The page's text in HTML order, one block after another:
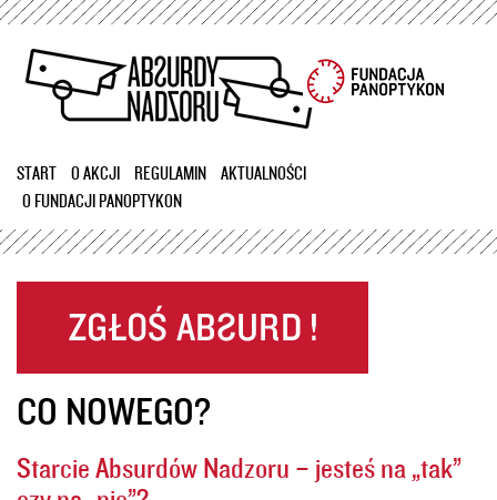
Przejdź
treści
START O AKCJI REGULAMIN
AKTUALNOŚCI
O FUNDACJI PANOPTYKON
CO NOWEGO?
Starcie Absurdów Nadzoru – jesteś na „tak”